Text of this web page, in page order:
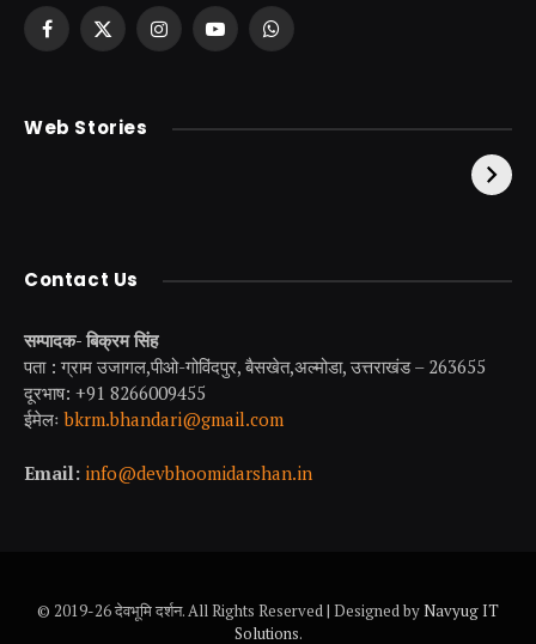
Facebook
X
InstagramYouTubeWhatsApp
Web Stories
केदारनाथ से पहले होती है
उत्तराखंड की एक ऐसी
Contact Us
सम्पादक- बिक्रम सिंह
पता : ग्राम उजागल,पीओ-गोविंदपुर, बैसखेत,अल्मोडा, उत्तराखंड – 263655
दूरभाष: +91 8266009455
ईमेलःbkrm.bhandari@gmail.com
Email: info@devbhoomidarshan.in
© 2019-26 देवभूमि दर्शन. All Rights Reserved | Designed byNavyug IT
Solutions.